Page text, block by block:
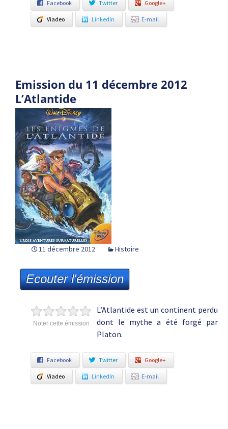
Facebook Twitter Google+
Viadeo LinkedIn E-mail
Emission du 11 décembre 2012
L’Atlantide
11 décembre 2012 Histoire
Ecouter l'émission
Noter cette émission
L’Atlantide est un continent perdu
dont le mythe a été forgé par
Platon.
Facebook Twitter Google+
Viadeo LinkedIn E-mail